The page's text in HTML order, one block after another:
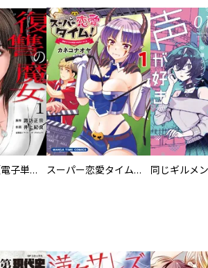
復讐の魔女【電子単行本版】 スーパー恋愛タイム！～現場でドＳな彼女は自宅でデレる～